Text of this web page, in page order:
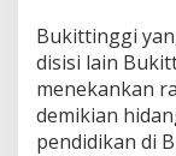
Bukittinggi
disisi lain
menekankan
demikian
pendidikan di